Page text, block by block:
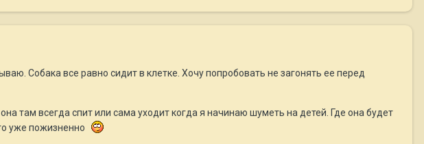
Собака все равно сидит в клетке. Хочу попробовать не загонять ее перед
там всегда спит или сама уходит когда я начинаю шуметь на детей. Где она будет
уже пожизненно